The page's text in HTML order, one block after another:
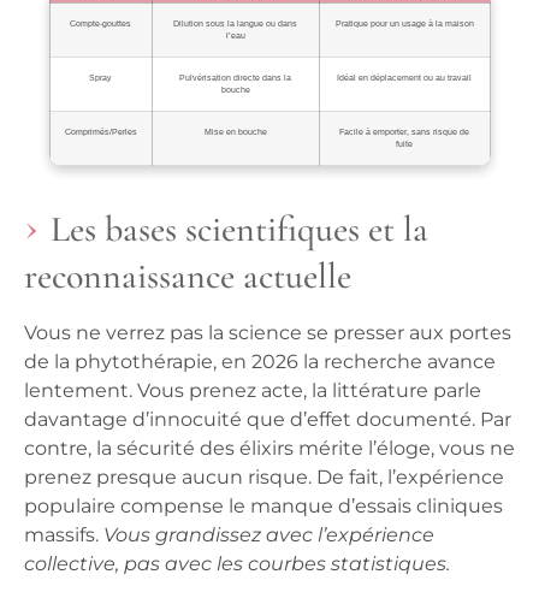
Compte-gouttes
Dilution sous la langue ou dans
l’eau
Pratique pour un usage à la maison
Spray
Pulvérisation directe dans la
bouche
Idéal en déplacement ou au travail
Comprimés/Perles Mise en bouche
Facile à emporter, sans risque de
fuite
Les bases scientifiques et la
reconnaissance actuelle
Vous ne verrez pas la science se presser aux portes
de la phytothérapie, en 2026 la recherche avance
lentement. Vous prenez acte, la littérature parle
davantage d’innocuité que d’effet documenté. Par
contre, la sécurité des élixirs mérite l’éloge, vous ne
prenez presque aucun risque. De fait, l’expérience
populaire compense le manque d’essais cliniques
massifs. Vous grandissez avec l’expérience
collective, pas avec les courbes statistiques.